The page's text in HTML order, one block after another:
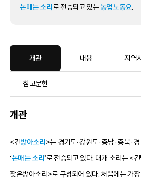
논매는 소리 로 전승되고 있는농업노동요.
개관 내용 지역
참고문헌
개관
<긴방아소리 >는 경기도·강원도·충남·충북·경
‘논매는 소리’로 전승되고 있다. 대개 소리는 <
잦은방아소리>로 구성되어 있다. 처음에는 가